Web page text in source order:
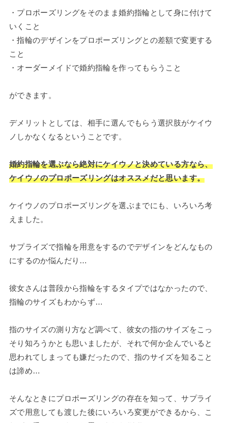
・プロポーズリングをそのまま婚約指輪として身に付けて
いくこと
・指輪のデザインをプロポーズリングとの差額で変更する
こと
・オーダーメイドで婚約指輪を作ってもらうこと
ができます。
デメリットとしては、相手に選んでもらう選択肢がケイウ
ノしかなくなるということです。
婚約指輪を選ぶなら絶対にケイウノと決めている方なら、
ケイウノのプロポーズリングはオススメだと思います。
ケイウノのプロポーズリングを選ぶまでにも、いろいろ考
えました。
サプライズで指輪を用意をするのでデザインをどんなもの
にするのか悩んだり…
彼女さんは普段から指輪をするタイプではなかったので、
指輪のサイズもわからず…
指のサイズの測り方など調べて、彼女の指のサイズをこっ
そり知ろうかとも思いましたが、それで何か企んでいると
思われてしまっても嫌だったので、指のサイズを知ること
は諦め…
そんなときにプロポーズリングの存在を知って、サプライ
ズで用意しても渡した後にいろいろ変更ができるから、こ